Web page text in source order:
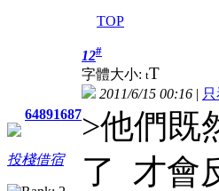
TOP
64891687
投棧借宿
12#
字體大小: tT
2011/6/15 00:16 |
>他們既
了 才會